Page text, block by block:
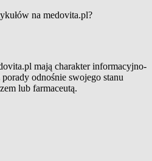
na medovita.pl?
mają charakter informacyjno-
odnośnie swojego stanu
lub farmaceutą.